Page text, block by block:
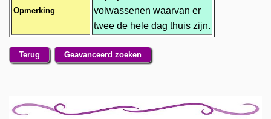
Opmerking
volwassenen waarvan er
twee de hele dag thuis zijn.
Terug Geavanceerd zoeken